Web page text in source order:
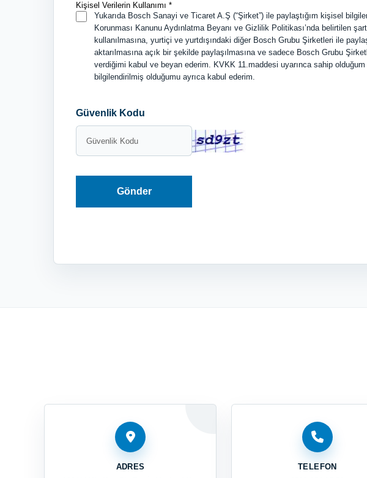
Kişisel Verilerin Kullanımı *
Yukarıda Bosch Sanayi ve Ticaret A.Ş (“Şirket”) ile paylaştığım kişisel
Korunması Kanunu Aydınlatma Beyanı ve Gizlilik Politikası’nda belirtilen
kullanılmasına, yurtiçi ve yurtdışındaki diğer Bosch Grubu Şirketleri ile
aktarılmasına açık bir şekilde paylaşılmasına ve sadece Bosch Grubu
verdiğimi kabul ve beyan ederim. KVKK 11.maddesi uyarınca sahip
bilgilendirilmiş olduğumu ayrıca kabul ederim.
Güvenlik Kodu
ADRES TELEFON